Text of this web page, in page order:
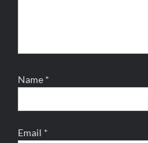
Name *
Email *